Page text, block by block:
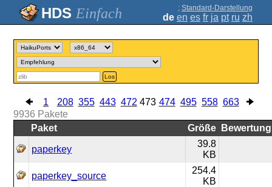
Einfach ; Standard-Darstellung
de en es fr ja pt ru zh
Los
1 208 355 443 472 473 474 495 558 663
9936 Pakete
Paket
Größe Bewertung
paperkey
39.8
KB
paperkey_source
254.4
KB